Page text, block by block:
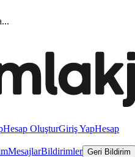
Hesap OluşturGiriş YapHesap
MesajlarBildirimler Geri Bildirim